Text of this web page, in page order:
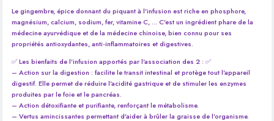
Le gingembre, épice donnant du piquant à l’infusion est riche en phosphore,
magnésium, calcium, sodium, fer, vitamine C, … C’est un ingrédient phare de la
médecine ayurvédique et de la médecine chinoise, bien connu pour ses
propriétés antioxydantes, anti-inflammatoires et digestives.
✅ Les bienfaits de l’infusion apportés par l’association des 2 : ✅
– Action sur la digestion : facilite le transit intestinal et protège tout l’appareil
digestif. Elle permet de réduire l’acidité gastrique et de stimuler les enzymes
produites par le foie et le pancréas.
– Action détoxifiante et purifiante, renforçant le métabolisme.
– Vertus amincissantes permettant d’aider à brûler la graisse de l’organisme.